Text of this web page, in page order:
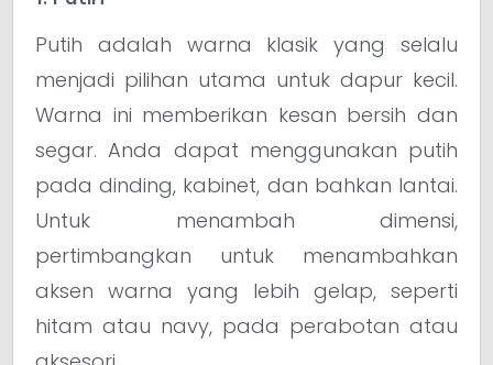
Putih adalah warna klasik yang selalu
menjadi pilihan utama untuk dapur kecil.
Warna ini memberikan kesan bersih dan
segar. Anda dapat menggunakan putih
pada dinding, kabinet, dan bahkan lantai.
Untuk menambah dimensi,
pertimbangkan untuk menambahkan
aksen warna yang lebih gelap, seperti
hitam atau navy, pada perabotan atau